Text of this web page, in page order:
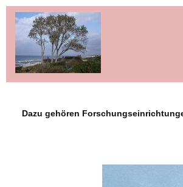
Dazu gehören